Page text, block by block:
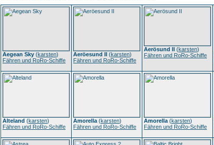
Aegean Sky (karsten)
Fähren und RoRo-Schiffe
Aeröesund II (karsten)
Fähren und RoRo-Schiffe
Aerösund II (karsten)
Fähren und RoRo-Schiffe
Alteland (karsten)
Fähren und RoRo-Schiffe
Amorella (karsten)
Fähren und RoRo-Schiffe
Amorella (karsten)
Fähren und RoRo-Schiffe